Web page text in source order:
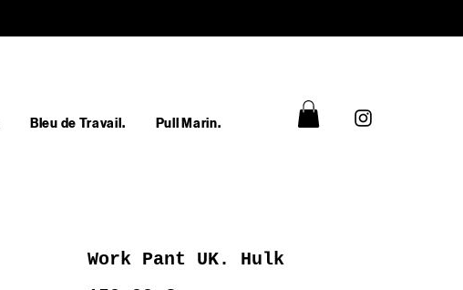
Bleu de Travail. Pull Marin.
Work Pant UK. Hulk